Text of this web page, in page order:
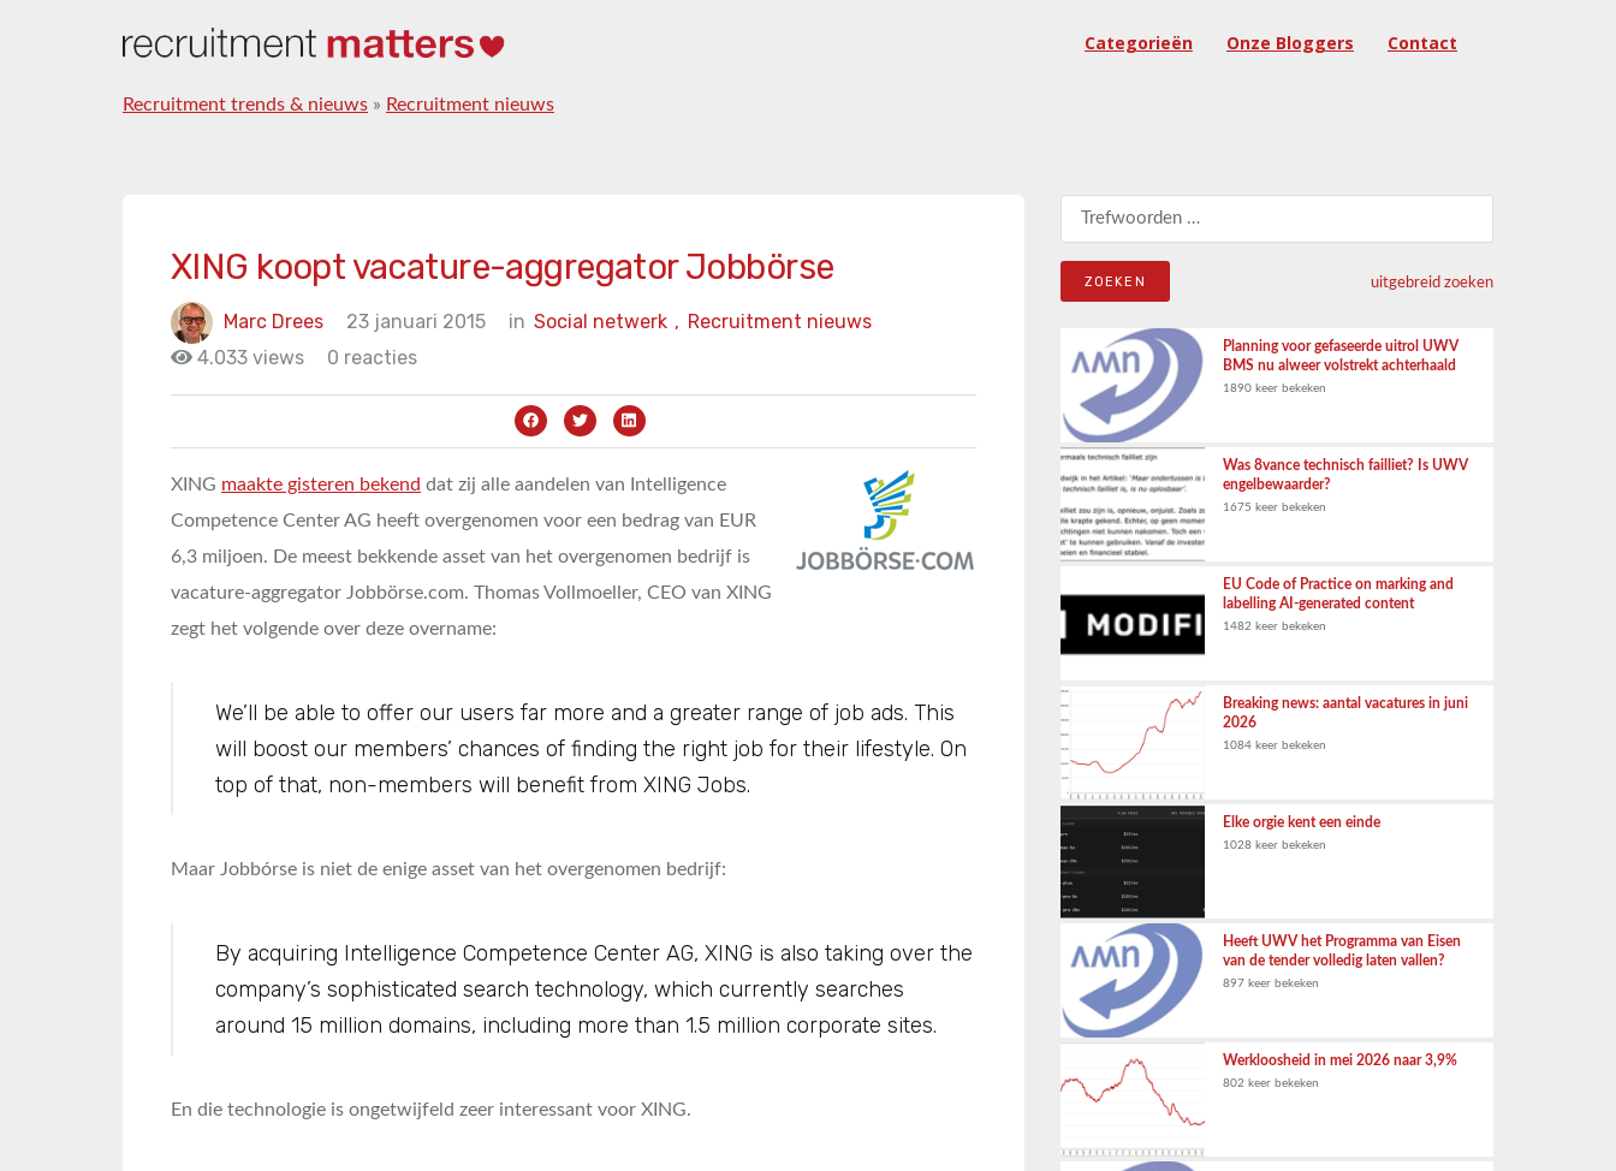
Categorieën Onze Bloggers Contact
Recruitment trends & nieuws » Recruitment nieuws
XING koopt vacature-aggregator Jobbörse
Marc Drees 23 januari 2015 in Recruitment nieuws
Social netwerk ,
4.033 views
0 reacties
XING maakte gisteren bekend dat zij alle aandelen van Intelligence
Competence Center AG heeft overgenomen voor een bedrag van EUR
6,3 miljoen. De meest bekkende asset van het overgenomen bedrijf is
vacature-aggregator Jobbörse.com. Thomas Vollmoeller, CEO van XING
zegt het volgende over deze overname:
We’ll be able to offer our users far more and a greater range of job ads. This
will boost our members’ chances of finding the right job for their lifestyle. On
top of that, non-members will benefit from XING Jobs.
Maar Jobbórse is niet de enige asset van het overgenomen bedrijf:
By acquiring Intelligence Competence Center AG, XING is also taking over the
company’s sophisticated search technology, which currently searches
around 15 million domains, including more than 1.5 million corporate sites.
En die technologie is ongetwijfeld zeer interessant voor XING.
Zoeken naar:
uitgebreid zoeken
Planning voor gefaseerde uitrol UWV
BMS nu alweer volstrekt achterhaald
1890 keer bekeken
Was 8vance technisch failliet? Is UWV
engelbewaarder?
1675 keer bekeken
EU Code of Practice on marking and
labelling AI-generated content
1482 keer bekeken
Breaking news: aantal vacatures in juni
2026
1084 keer bekeken
Elke orgie kent een einde
1028 keer bekeken
Heeft UWV het Programma van Eisen
van de tender volledig laten vallen?
897 keer bekeken
Werkloosheid in mei 2026 naar 3,9%
802 keer bekeken